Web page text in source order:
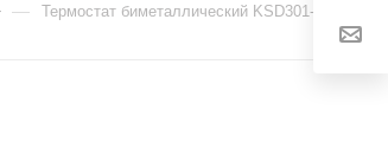
— Термостат биметаллический KSD301-90